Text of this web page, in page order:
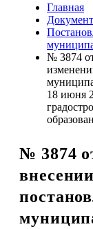
Главная
№ 3874
18 июня
№ 3874